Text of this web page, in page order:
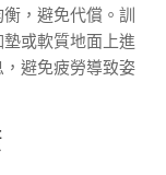
，避免代償。訓
或軟質地面上進
避免疲勞導致姿